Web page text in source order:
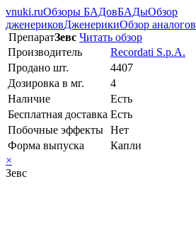
vnuki.ruОбзоры БАДовБАДыОбзор
дженериковДженерикиОбзор аналогов
ПрепаратЗевс Читать обзор
Производитель
Recordati S.p.A.
Продано шт.
4407
Дозировка в мг.
4
Наличие
Есть
Бесплатная доставка Есть
Побочные эффекты Нет
Форма выпуска
Капли
×
Зевс